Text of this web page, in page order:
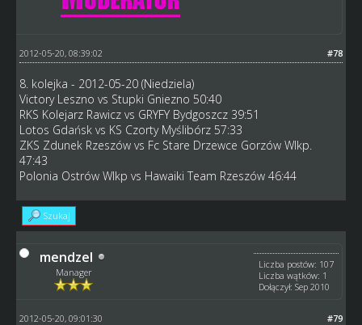
#78
2012-05-20, 08:39:02
8. kolejka - 2012-05-20 (Niedziela)
Victory Leszno vs Stupki Gniezno 50:40
RKS Kolejarz Rawicz vs GRYFY Bydgoszcz 39:51
Lotos Gdańsk vs KS Czorty Myślibórz 57:33
ZKS Zdunek Rzeszów vs Fc Stare Drzewce Gorzów Wlkp.
47:43
Polonia Ostrów Wlkp vs Hawaiki Team Rzeszów 46:44
Szukaj
mendzel
Manager
Liczba postów: 107
Liczba wątków: 1
Dołączył: Sep 2010
#79
2012-05-20, 09:01:30